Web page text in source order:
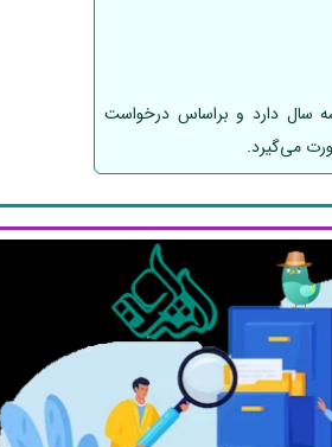
سال دارد و براساس درخواست
می‌گیرد.